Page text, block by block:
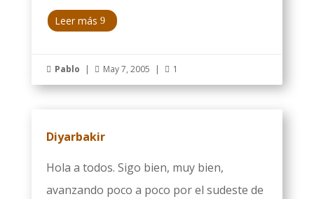
Leer más
 Pablo |  May 7, 2005 |  1
Diyarbakir
Hola a todos. Sigo bien, muy bien,
avanzando poco a poco por el sudeste de